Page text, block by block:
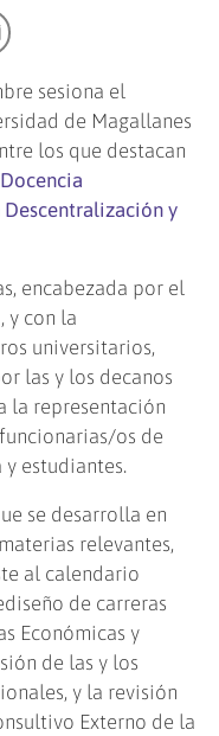
sesiona el
de Magallanes
los que destacan
y
encabezada por el
y con la
universitarios,
las y los decanos
la representación
os de
estudiantes.
se desarrolla en
relevantes,
al calendario
de carreras
Económicas y
de las y los
y la revisión
Externo de la